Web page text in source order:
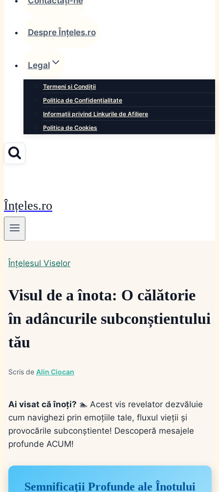
Despre Înțeles.ro
Legal
Termeni și Condiții
Politica de Confidențialitate
Informații privind Linkurile de Afiliere
Politica de Cookies
Înțeles.ro
Înțelesul Viselor
Visul de a înota: O călătorie
în adâncurile subconștientului
tău
Scris de Alin Ciocan
Ai visat că înoți? 🏊 Acest vis revelator dezvăluie
cum navighezi prin emoțiile tale, fluxul vieții și
provocările subconștiente! Descoperă mesajele
profunde ACUM!
Semnificații Profunde ale Înotului